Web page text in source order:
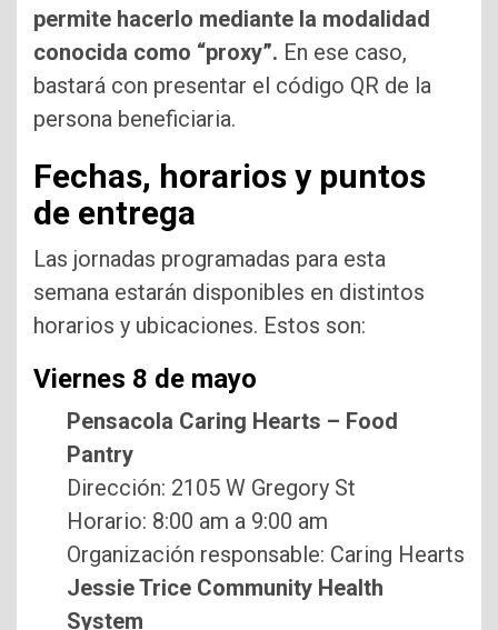
permite hacerlo mediante la modalidad
conocida como “proxy”. En ese caso,
bastará con presentar el código QR de la
persona beneficiaria.
Fechas, horarios y puntos
de entrega
Las jornadas programadas para esta
semana estarán disponibles en distintos
horarios y ubicaciones. Estos son:
Viernes 8 de mayo
Pensacola Caring Hearts – Food
Pantry
Dirección: 2105 W Gregory St
Horario: 8:00 am a 9:00 am
Organización responsable: Caring Hearts
Jessie Trice Community Health
System